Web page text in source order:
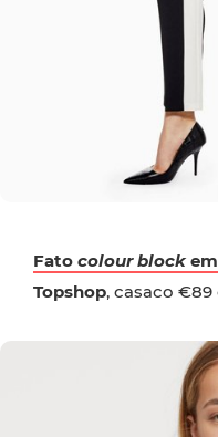
Fato colour block
Topshop, casaco €89